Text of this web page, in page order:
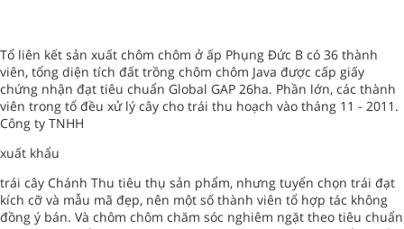
Tổ liên kết sản xuất chôm chôm ở ấp Phụng Đức B có 36 thành
viên, tổng diện tích đất trồng chôm chôm Java được cấp giấy
chứng nhận đạt tiêu chuẩn Global GAP 26ha. Phần lớn, các thành
viên trong tổ đều xử lý cây cho trái thu hoạch vào tháng 11 - 2011.
Công ty TNHH
xuất khẩu
trái cây Chánh Thu tiêu thụ sản phẩm, nhưng tuyển chọn trái đạt
kích cỡ và mẫu mã đẹp, nên một số thành viên tổ hợp tác không
đồng ý bán. Và chôm chôm chăm sóc nghiêm ngặt theo tiêu chuẩn